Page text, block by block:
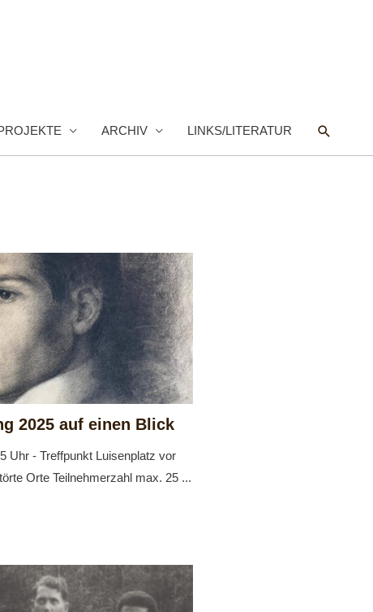
ARCHIV LINKS/LITERATUR Suche
2025 auf einen Blick
Uhr - Treffpunkt Luisenplatz vor
Orte Teilnehmerzahl max. 25 ...